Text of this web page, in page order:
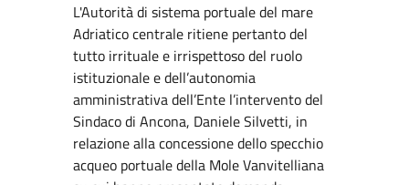
L'Autorità di sistema portuale del mare
Adriatico centrale ritiene pertanto del
tutto irrituale e irrispettoso del ruolo
istituzionale e dell’autonomia
amministrativa dell’Ente l’intervento del
Sindaco di Ancona, Daniele Silvetti, in
relazione alla concessione dello specchio
acqueo portuale della Mole Vanvitelliana